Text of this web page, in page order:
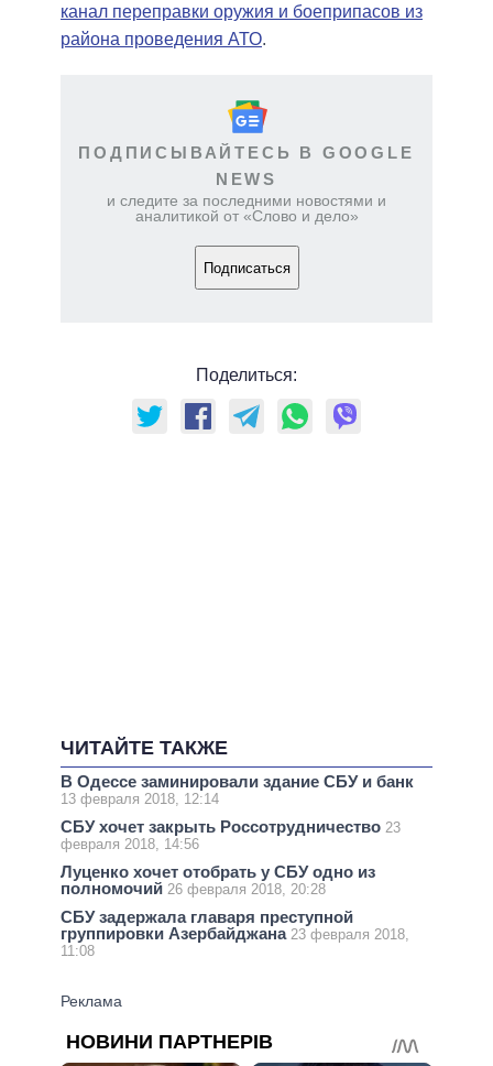
канал переправки оружия и боеприпасов из
района проведения АТО.
ПОДПИСЫВАЙТЕСЬ В GOOGLE
NEWS
и следите за последними новостями и
аналитикой от «Слово и дело»
Подписаться
Поделиться:
ЧИТАЙТЕ ТАКЖЕ
В Одессе заминировали здание СБУ и банк
13 февраля 2018, 12:14
СБУ хочет закрыть Россотрудничество 23
февраля 2018, 14:56
Луценко хочет отобрать у СБУ одно из
полномочий 26 февраля 2018, 20:28
СБУ задержала главаря преступной
группировки Азербайджана 23 февраля 2018,
11:08